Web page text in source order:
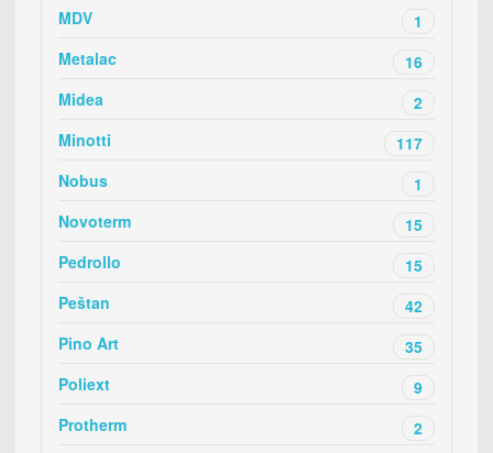
MDV
1
Metalac
16
Midea
2
Minotti
117
Nobus
1
Novoterm
15
Pedrollo
15
Peštan
42
Pino Art
35
Poliext
9
Protherm
2